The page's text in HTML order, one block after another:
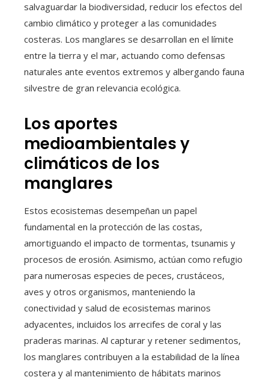
salvaguardar la biodiversidad, reducir los efectos del
cambio climático y proteger a las comunidades
costeras. Los manglares se desarrollan en el límite
entre la tierra y el mar, actuando como defensas
naturales ante eventos extremos y albergando fauna
silvestre de gran relevancia ecológica.
Los aportes
medioambientales y
climáticos de los
manglares
Estos ecosistemas desempeñan un papel
fundamental en la protección de las costas,
amortiguando el impacto de tormentas, tsunamis y
procesos de erosión. Asimismo, actúan como refugio
para numerosas especies de peces, crustáceos,
aves y otros organismos, manteniendo la
conectividad y salud de ecosistemas marinos
adyacentes, incluidos los arrecifes de coral y las
praderas marinas. Al capturar y retener sedimentos,
los manglares contribuyen a la estabilidad de la línea
costera y al mantenimiento de hábitats marinos